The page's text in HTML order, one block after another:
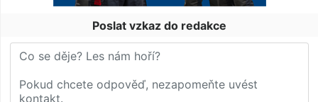
Poslat vzkaz do redakce